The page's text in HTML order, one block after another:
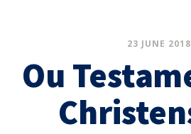
23 JUNE 2018
Ou